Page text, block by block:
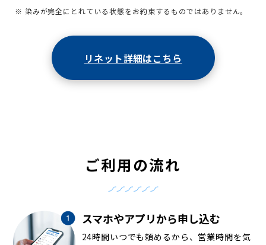
※ 染みが完全にとれている状態をお約束するものではありません。
リネット詳細はこちら
ご利用の流れ
スマホやアプリから申し込む
24時間いつでも頼めるから、営業時間を気